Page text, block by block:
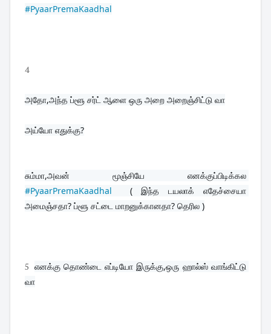
#PyaarPremaKaadhal
4
அதோ,அந்த ப்ளூ சர்ட் ஆளை ஒரு அறை அறைஞ்சிட்டு வா
அய்யோ எதுக்கு?
#PyaarPremaKaadhal ( இந்த டயலாக் எதேச்சையா
அமைஞ்சதா? ப்ளூ சட்டை மாறனுக்கானதா? தெரில )
5 எனக்கு தொண்டை எப்டியோ இருக்கு,ஒரு ஹால்ஸ் வாங்கிட்டு
வா